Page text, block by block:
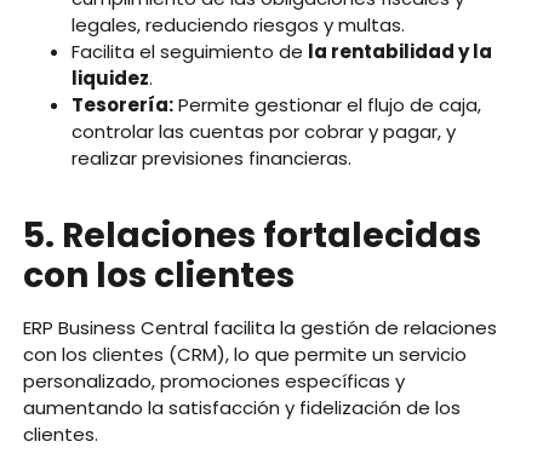
legales, reduciendo riesgos y multas.
Facilita el seguimiento de la rentabilidad y la
liquidez.
Tesorería:Permite gestionar el flujo de caja,
controlar las cuentas por cobrar y pagar, y
realizar previsiones financieras.
5. Relaciones fortalecidas
con los clientes
ERP Business Central facilita la gestión de relaciones
con los clientes (CRM), lo que permite un servicio
personalizado, promociones específicas y
aumentando la satisfacción y fidelización de los
clientes.